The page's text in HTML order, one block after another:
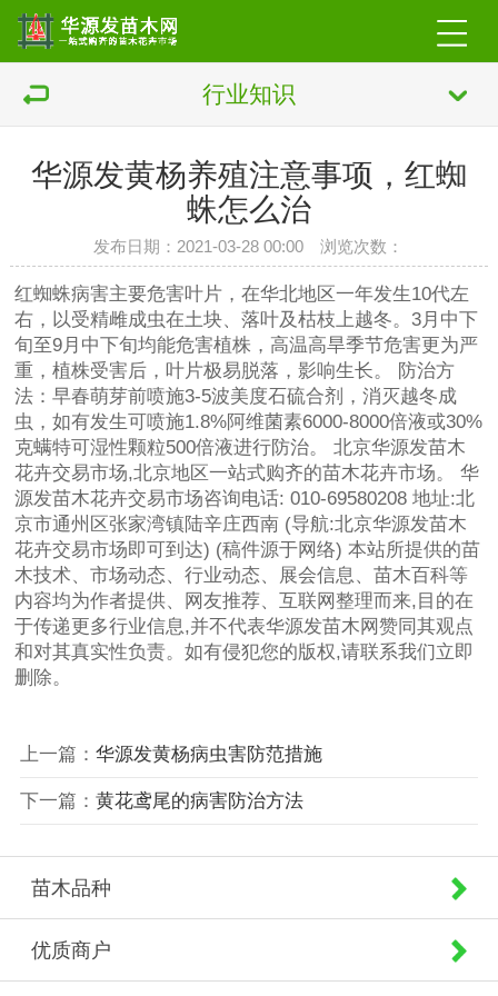
行业知识
华源发黄杨养殖注意事项，红蜘
蛛怎么治
发布日期：2021-03-28 00:00 浏览次数：
红蜘蛛病害主要危害叶片，在华北地区一年发生10代左
右，以受精雌成虫在土块、落叶及枯枝上越冬。3月中下
旬至9月中下旬均能危害植株，高温高旱季节危害更为严
重，植株受害后，叶片极易脱落，影响生长。 防治方
法：早春萌芽前喷施3-5波美度石硫合剂，消灭越冬成
虫，如有发生可喷施1.8%阿维菌素6000-8000倍液或30%
克螨特可湿性颗粒500倍液进行防治。 北京华源发苗木
花卉交易市场,北京地区一站式购齐的苗木花卉市场。 华
源发苗木花卉交易市场咨询电话: 010-69580208 地址:北
京市通州区张家湾镇陆辛庄西南 (导航:北京华源发苗木
花卉交易市场即可到达) (稿件源于网络) 本站所提供的苗
木技术、市场动态、行业动态、展会信息、苗木百科等
内容均为作者提供、网友推荐、互联网整理而来,目的在
于传递更多行业信息,并不代表华源发苗木网赞同其观点
和对其真实性负责。如有侵犯您的版权,请联系我们立即
删除。
上一篇： 华源发黄杨病虫害防范措施
下一篇： 黄花鸢尾的病害防治方法
苗木品种
优质商户